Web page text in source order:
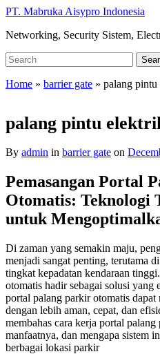
Skip
main
PT. Mabruka Aisypro Indonesia
Networking, Security Sistem,
Search
for:
Home » barrier gate » palang
palang pintu
By admin in barrier gate on
Pemasangan Portal
Otomatis: Teknologi
untuk
Di zaman yang semakin maju,
menjadi sangat penting, terutama
tingkat kepadatan kendaraan
otomatis hadir sebagai solusi yang
portal palang parkir otomatis
dengan lebih aman, cepat, dan
membahas cara kerja portal
manfaatnya, dan mengapa sistem
berbagai lokasi parkir